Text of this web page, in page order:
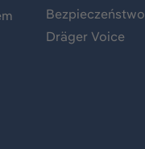
Dräger Voice